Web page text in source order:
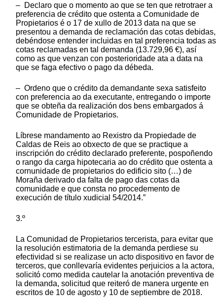
– Declaro que o momento ao que se ten que retrotraer a
preferencia de crédito que ostenta a Comunidade de
Propietarios é o 17 de xullo de 2013 data na que se
presentou a demanda de reclamación das cotas debidas,
debéndose entender incluidas en tal preferencia todas as
cotas reclamadas en tal demanda (13.729,96 €), así
como as que venzan con posterioridade ata a data na
que se faga efectivo o pago da débeda.
– Ordeno que o crédito da demandante sexa satisfeito
con preferencia ao da executante, entregando o importe
que se obteña da realización dos bens embargados á
Comunidade de Propietarios.
Líbrese mandamento ao Rexistro da Propiedade de
Caldas de Reis ao obxecto de que se practique a
inscripción do crédito declarado preferente, pospoñendo
o rango da carga hipotecaria ao do crédito que ostenta a
cornunidade de propietarios do edificio sito (…) de
Moraña derivado da falta de pago das cotas da
comunidade e que consta no procedemento de
execución de título xudicial 54/2014.”
3.º
La Comunidad de Propietarios tercerista, para evitar que
la resolución estimatoria de la demanda perdiese su
efectividad si se realizase un acto dispositivo en favor de
terceros, que conllevaría evidentes perjuicios a la actora,
solicitó como medida cautelar la anotación preventiva de
la demanda, solicitud que reiteró de manera urgente en
escritos de 10 de agosto y 10 de septiembre de 2018.